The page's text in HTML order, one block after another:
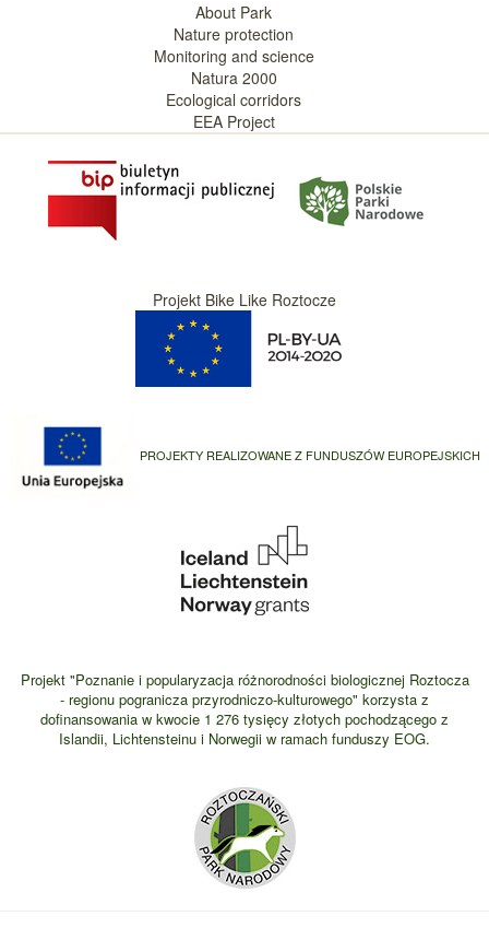
About Park
Nature protection
Monitoring and science
Natura 2000
Ecological corridors
EEA Project
Projekt Bike Like Roztocze
PROJEKTY REALIZOWANE Z FUNDUSZÓW EUROPEJSKICH
Projekt "Poznanie i popularyzacja różnorodności biologicznej Roztocza
- regionu pogranicza przyrodniczo-kulturowego" korzysta z
dofinansowania w kwocie 1 276 tysięcy złotych pochodzącego z
Islandii, Lichtensteinu i Norwegii w ramach funduszy EOG.